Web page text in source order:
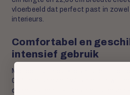
vloerbeeld dat perfect past in zowel
interieurs.
Comfortabel en
intensief gebruik
Met een totale dikte van 2,5 mm en
0,55 mm is deze PVC vloer
dagelijks gebruik. De vloer is